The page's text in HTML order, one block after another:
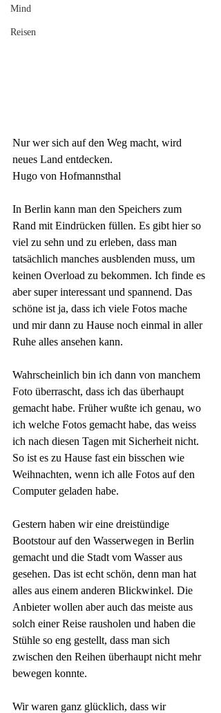
Mind
Reisen
Nur wer sich auf den Weg macht, wird
neues Land entdecken.
Hugo von Hofmannsthal
In Berlin kann man den Speichers zum
Rand mit Eindrücken füllen. Es gibt hier so
viel zu sehn und zu erleben, dass man
tatsächlich manches ausblenden muss, um
keinen Overload zu bekommen. Ich finde es
aber super interessant und spannend. Das
schöne ist ja, dass ich viele Fotos mache
und mir dann zu Hause noch einmal in aller
Ruhe alles ansehen kann.
Wahrscheinlich bin ich dann von manchem
Foto überrascht, dass ich das überhaupt
gemacht habe. Früher wußte ich genau, wo
ich welche Fotos gemacht habe, das weiss
ich nach diesen Tagen mit Sicherheit nicht.
So ist es zu Hause fast ein bisschen wie
Weihnachten, wenn ich alle Fotos auf den
Computer geladen habe.
Gestern haben wir eine dreistündige
Bootstour auf den Wasserwegen in Berlin
gemacht und die Stadt vom Wasser aus
gesehen. Das ist echt schön, denn man hat
alles aus einem anderen Blickwinkel. Die
Anbieter wollen aber auch das meiste aus
solch einer Reise rausholen und haben die
Stühle so eng gestellt, dass man sich
zwischen den Reihen überhaupt nicht mehr
bewegen konnte.
Wir waren ganz glücklich, dass wir